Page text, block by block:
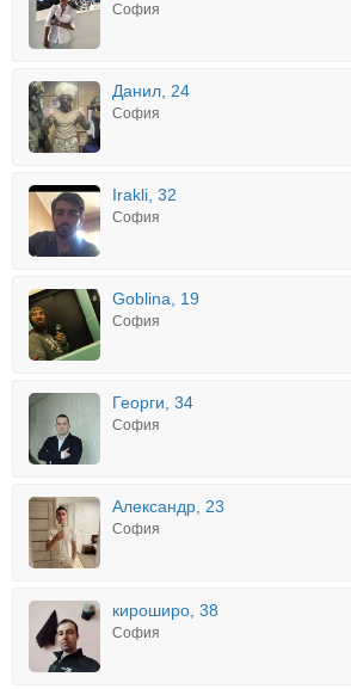
София
Данил, 24
София
Irakli, 32
София
Goblina, 19
София
Георги, 34
София
Александр, 23
София
кироширо, 38
София